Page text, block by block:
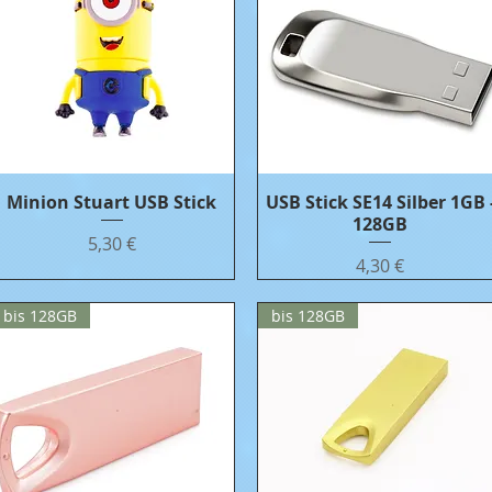
Бърз преглед
Minion Stuart USB Stick
Цена
5,30 €
Бърз преглед
USB Stick SE14 Silber 1GB
128GB
Цена
4,30 €
bis 128GB bis 128GB